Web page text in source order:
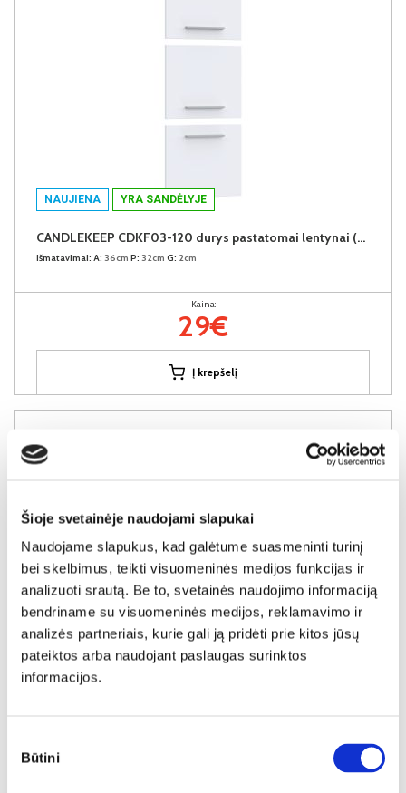
Šioje svetainėje naudojami slapukai
Naudojame slapukus, kad galėtume suasmeninti turinį
bei skelbimus, teikti visuomeninės medijos funkcijas ir
analizuoti srautą. Be to, svetainės naudojimo informaciją
bendriname su visuomeninės medijos, reklamavimo ir
analizės partneriais, kurie gali ją pridėti prie kitos jūsų
pateiktos arba naudojant paslaugas surinktos
informacijos.
pasirinkimas
Būtini
NAUJIENA YRA SANDĖLYJE
CANDLEKEEP CDKF03-120 durys pastatomai lentynai (3vnt.)
Išmatavimai: A: 36cm P: 32cm G: 2cm
Kaina:
29€
Į krepšelį
IŠPARDAVIMAS